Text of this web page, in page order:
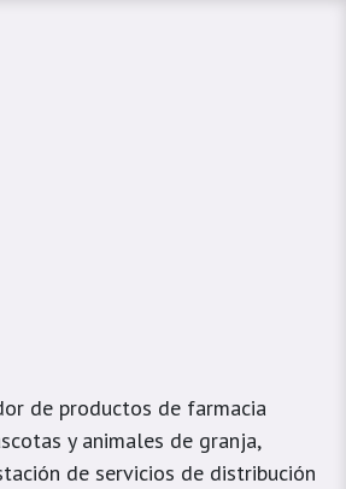
de productos de farmacia
y animales de granja,
de servicios de distribución